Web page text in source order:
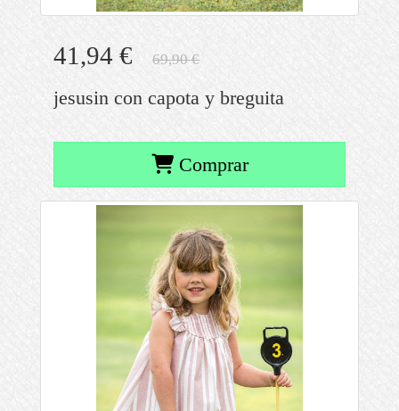
41,94 € 69,90 €
jesusin con capota y breguita
Comprar